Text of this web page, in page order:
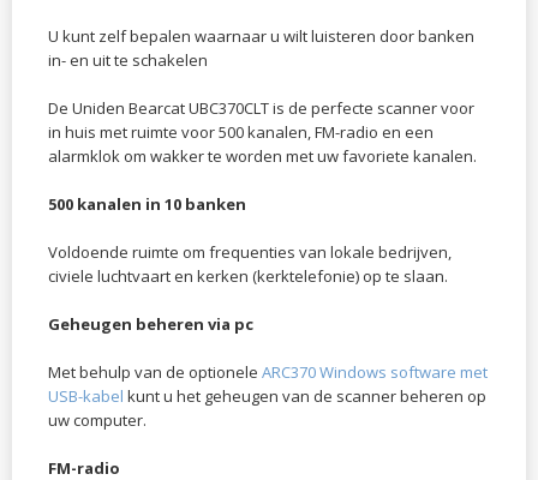
U kunt zelf bepalen waarnaar u wilt luisteren door banken
in- en uit te schakelen
De Uniden Bearcat UBC370CLT is de perfecte scanner voor
in huis met ruimte voor 500 kanalen, FM-radio en een
alarmklok om wakker te worden met uw favoriete kanalen.
500 kanalen in 10 banken
Voldoende ruimte om frequenties van lokale bedrijven,
civiele luchtvaart en kerken (kerktelefonie) op te slaan.
Geheugen beheren via pc
Met behulp van de optionele ARC370 Windows software met
USB-kabel kunt u het geheugen van de scanner beheren op
uw computer.
FM-radio